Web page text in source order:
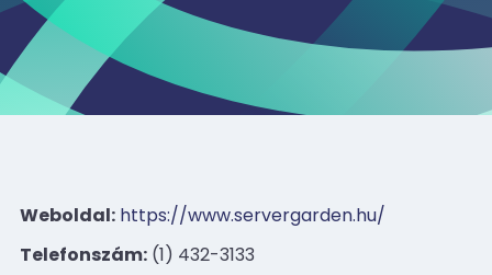
Weboldal: https://www.servergarden.hu/
Telefonszám: (1) 432-3133